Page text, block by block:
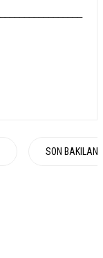
SON